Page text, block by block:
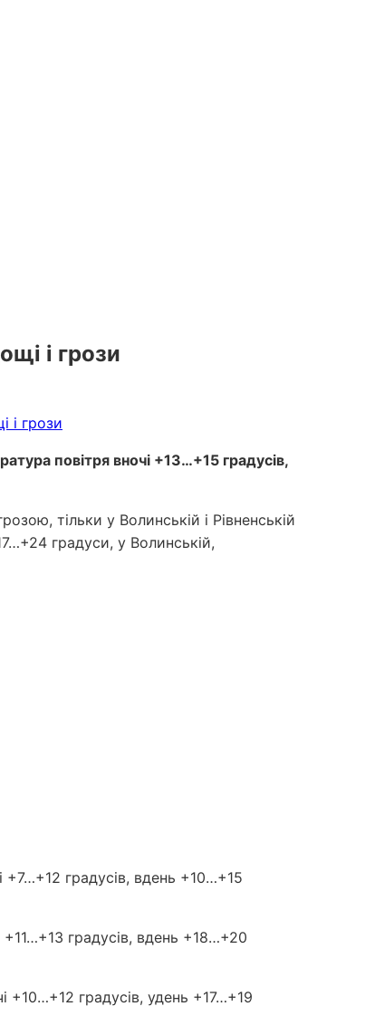
і грози
повітря вночі +13…+15 градусів,
тільки у Волинській і Рівненській
градуси, у Волинській,
градусів, вдень +10…+15
градусів, вдень +18…+20
градусів, удень +17…+19